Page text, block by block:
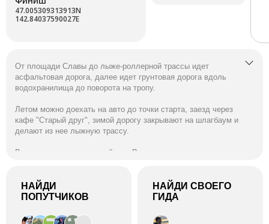
47.005309313913N
142.84037590027E
От площади Славы до лыже-роллерной трассы идет
асфальтовая дорога, далее идет грунтовая дорога вдоль
водохранилища до поворота на тропу.
Летом можно доехать на авто до точки старта, заезд через
кафе "Старый друг", зимой дорогу закрывают на шлагбаум и
делают из нее лыжную трассу.
Время посещения круглый год. В зимнее время
НАЙДИ
ПОПУТЧИКОВ
НАЙДИ СВОЕГО
ГИДА